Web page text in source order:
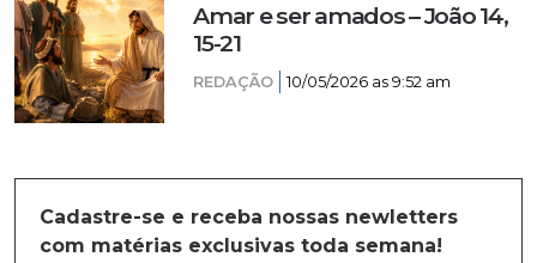
Amar e ser amados – João 14,
15-21
REDAÇÃO 10/05/2026 as 9:52 am
Cadastre-se e receba nossas newletters
com matérias exclusivas toda semana!